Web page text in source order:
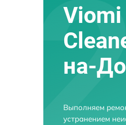
Viomi
на-
Выполняем
устранением